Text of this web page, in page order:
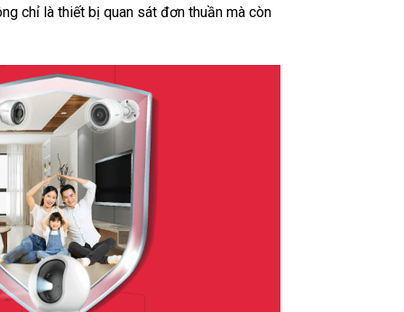
chỉ là thiết bị quan sát đơn thuần mà còn